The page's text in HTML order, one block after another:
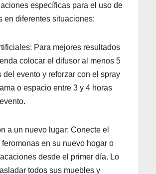
específicas para el uso de
en diferentes situaciones:
Para mejores resultados
colocar el difusor al menos 5
del evento y reforzar con el spray
o espacio entre 3 y 4 horas
a un nuevo lugar: Conecte el
en su nuevo hogar o
desde el primer día. Lo
todos sus muebles y